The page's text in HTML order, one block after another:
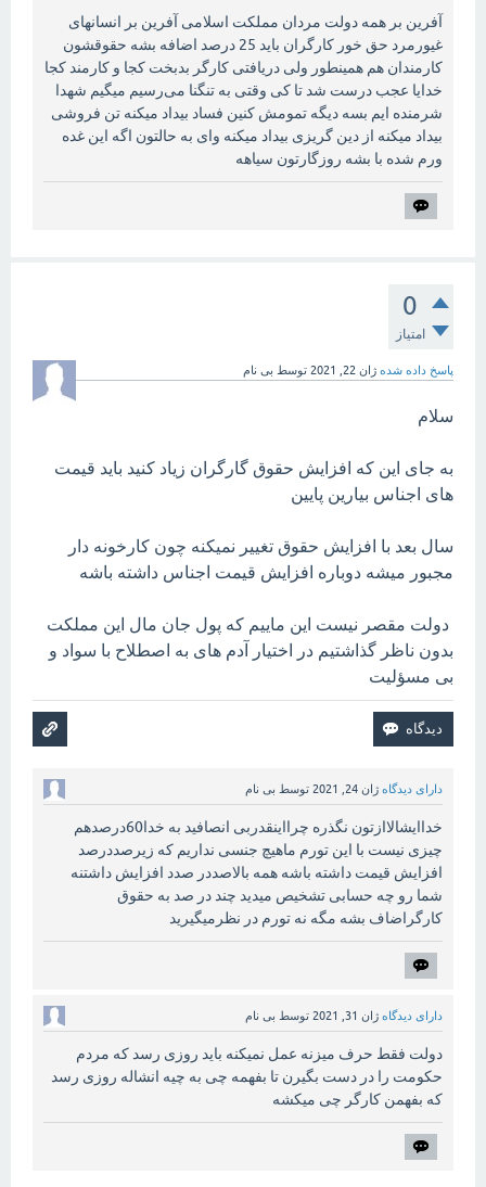
آفرین بر همه دولت مردان مملکت اسلامی آفرین بر انسانهای
غیورمرد حق خور کارگران باید 25 درصد اضافه بشه حقوقشون
کارمندان هم همینطور ولی دریافتی کارگر بدبخت کجا و کارمند کجا
خدایا عجب درست شد تا کی وقتی به تنگنا می‌رسیم میگیم شهدا
شرمنده ایم بسه دیگه تمومش کنین فساد بیداد میکنه تن فروشی
بیداد میکنه از دین گریزی بیداد میکنه وای به حالتون اگه این غده
ورم شده با بشه روزگارتون سیاهه
0
امتیاز
پاسخ داده شده ژان 22, 2021 توسط بی نام
سلام
به جای این که افزایش حقوق گارگران زیاد کنید باید قیمت
های اجناس بیارین پایین
سال بعد با افزایش حقوق تغییر نمیکنه چون کارخونه دار
مجبور میشه دوباره افزایش قیمت اجناس داشته باشه
دولت مقصر نیست این ماییم که پول جان مال این مملکت
بدون ناظر گذاشتیم در اختیار آدم های به اصطلاح با سواد و
بی مسؤلیت
دارای دیدگاه ژان 24, 2021 توسط بی نام
خداایشالاازتون نگذره چرااینقدربی انصافید به خدا60درصدهم
چیزی نیست با این تورم ماهیچ جنسی نداریم که زیرصددرصد
افزایش قیمت داشته باشه همه بالاصددر صدد افزایش داشتنه
شما رو چه حسابی تشخیص میدید چند در صد به حقوق
کارگراضاف بشه مگه نه تورم در نظرمیگیرید
دارای دیدگاه ژان 31, 2021 توسط بی نام
دولت فقط حرف میزنه عمل نمیکنه باید روزی رسد که مردم
حکومت را در دست بگیرن تا بفهمه چی به چیه انشاله روزی رسد
که بفهمن کارگر چی میکشه